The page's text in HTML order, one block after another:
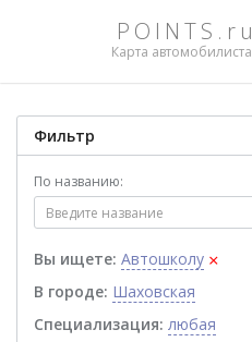
POINTS.ru
Карта автомобилиста
Фильтр
По названию:
Вы ищете: Автошколу ×
В городе: Шаховская
Специализация: любая